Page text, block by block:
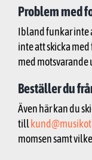
Problem med
Ibland funkar inte
inte att skicka
med
Beställer du
Även här kan du
till
momsen samt